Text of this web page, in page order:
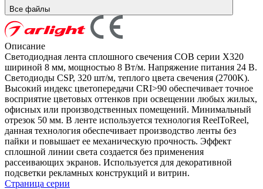
Все файлы
Описание
Светодиодная лента сплошного свечения COB серии X320
шириной 8 мм, мощностью 8 Вт/м. Напряжение питания 24 В.
Светодиоды CSP, 320 шт/м, теплого цвета свечения (2700K).
Высокий индекс цветопередачи CRI>90 обеспечивает точное
восприятие цветовых оттенков при освещении любых жилых,
офисных или производственных помещений. Минимальный
отрезок 50 мм. В ленте используется технология ReelToReel,
данная технология обеспечивает производство ленты без
пайки и повышает ее механическую прочность. Эффект
сплошной линии света создается без применения
рассеивающих экранов. Используется для декоративной
подсветки рекламных конструкций и витрин.
Страница серии